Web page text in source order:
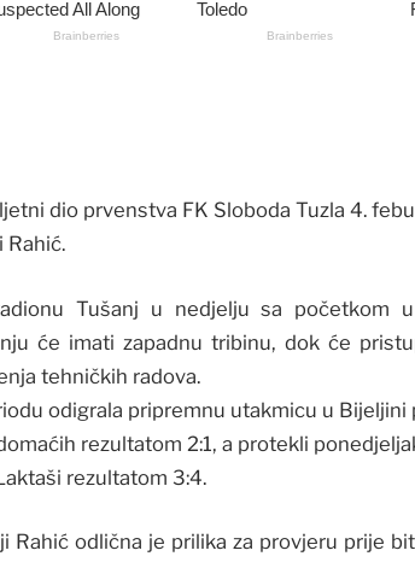
dio prvenstva FK Sloboda Tuzla 4.
Rahić.
Tušanj u nedjelju sa početkom
će imati zapadnu tribinu, dok će
tehničkih radova.
odigrala pripremnu utakmicu u Bijeljini
rezultatom 2:1, a protekli
rezultatom 3:4.
Rahić odlična je prilika za provjeru prije